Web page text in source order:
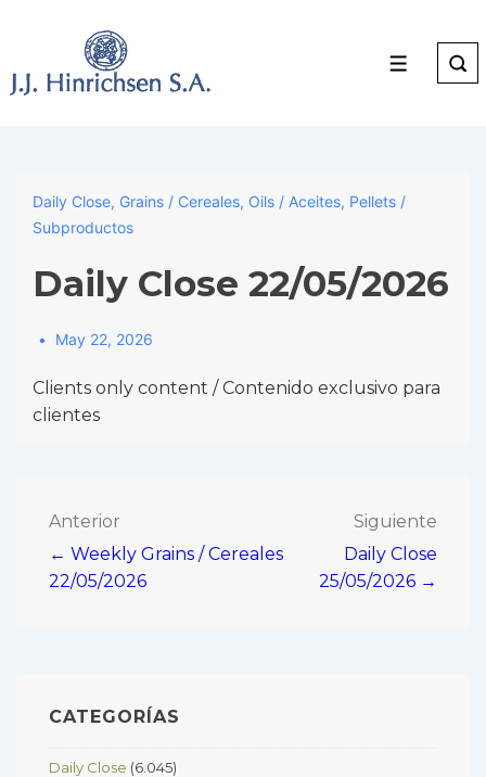
Main
Menu
Daily Close, Grains / Cereales, Oils / Aceites, Pellets /
Subproductos
Daily Close 22/05/2026
May 22, 2026
Clients only content / Contenido exclusivo para
clientes
Navegación
de
Anterior
← Weekly Grains / Cereales
22/05/2026
Siguiente
Daily Close
25/05/2026 →
CATEGORÍAS
Daily Close (6.045)